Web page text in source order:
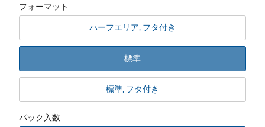
フォーマット
ハーフエリア, フタ付き
標準
標準, フタ付き
パック入数